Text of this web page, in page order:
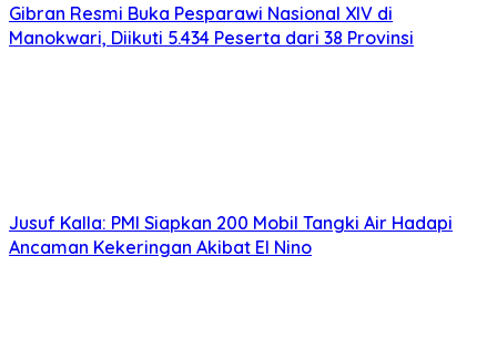
Gibran Resmi Buka Pesparawi Nasional XIV di
Manokwari, Diikuti 5.434 Peserta dari 38 Provinsi
Jusuf Kalla: PMI Siapkan 200 Mobil Tangki Air Hadapi
Ancaman Kekeringan Akibat El Nino